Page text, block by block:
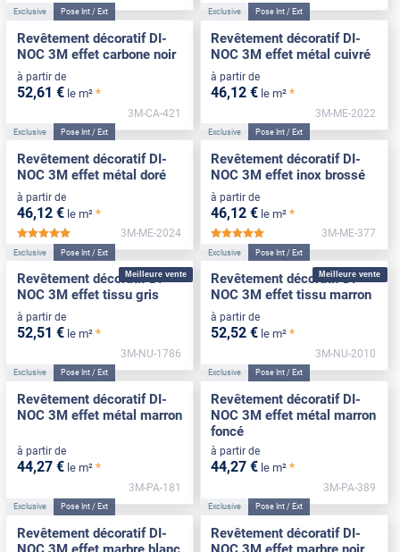
Exclusive Pose Int / Ext
Revêtement décoratif DI-
NOC 3M effet carbone noir
à partir de
52,61 € le m² *
3M-CA-421
Exclusive Pose Int / Ext
Revêtement décoratif DI-
NOC 3M effet métal cuivré
à partir de
46,12 € le m² *
3M-ME-2022
Exclusive Pose Int / Ext
Revêtement décoratif DI-
NOC 3M effet métal doré
à partir de
46,12 € le m² *
*****
3M-ME-2024
Exclusive Pose Int / Ext
Revêtement décoratif DI-
NOC 3M effet inox brossé
à partir de
46,12 € le m² *
3M-ME-377
Meilleure vente
Exclusive Pose Int / Ext
Revêtement décoratif DI-
NOC 3M effet tissu gris
à partir de
52,51 € le m² *
3M-NU-1786
Meilleure vente
Exclusive Pose Int / Ext
Revêtement décoratif DI-
NOC 3M effet tissu marron
à partir de
52,52 € le m² *
3M-NU-2010
Exclusive Pose Int / Ext
Revêtement décoratif DI-
NOC 3M effet métal marron
à partir de
44,27 € le m² *
3M-PA-181
Exclusive Pose Int / Ext
Revêtement décoratif DI-
NOC 3M effet métal marron
foncé
à partir de
44,27 € le m² *
3M-PA-389
Exclusive Pose Int / Ext
Revêtement décoratif DI-
Exclusive Pose Int / Ext
Revêtement décoratif DI-